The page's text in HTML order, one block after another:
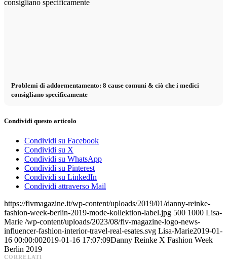
Problemi di addormentamento: 8 cause comuni & ciò che i medici
consigliano specificamente
Condividi questo articolo
Condividi su Facebook
Condividi su X
Condividi su WhatsApp
Condividi su Pinterest
Condividi su LinkedIn
Condividi attraverso Mail
https://fivmagazine.it/wp-content/uploads/2019/01/danny-reinke-
fashion-week-berlin-2019-mode-kollektion-label.jpg 500 1000 Lisa-
Marie /wp-content/uploads/2023/08/fiv-magazine-logo-news-
influencer-fashion-interior-travel-real-esates.svg Lisa-Marie2019-01-
16 00:00:002019-01-16 17:07:09Danny Reinke X Fashion Week
Berlin 2019
CORRELATI